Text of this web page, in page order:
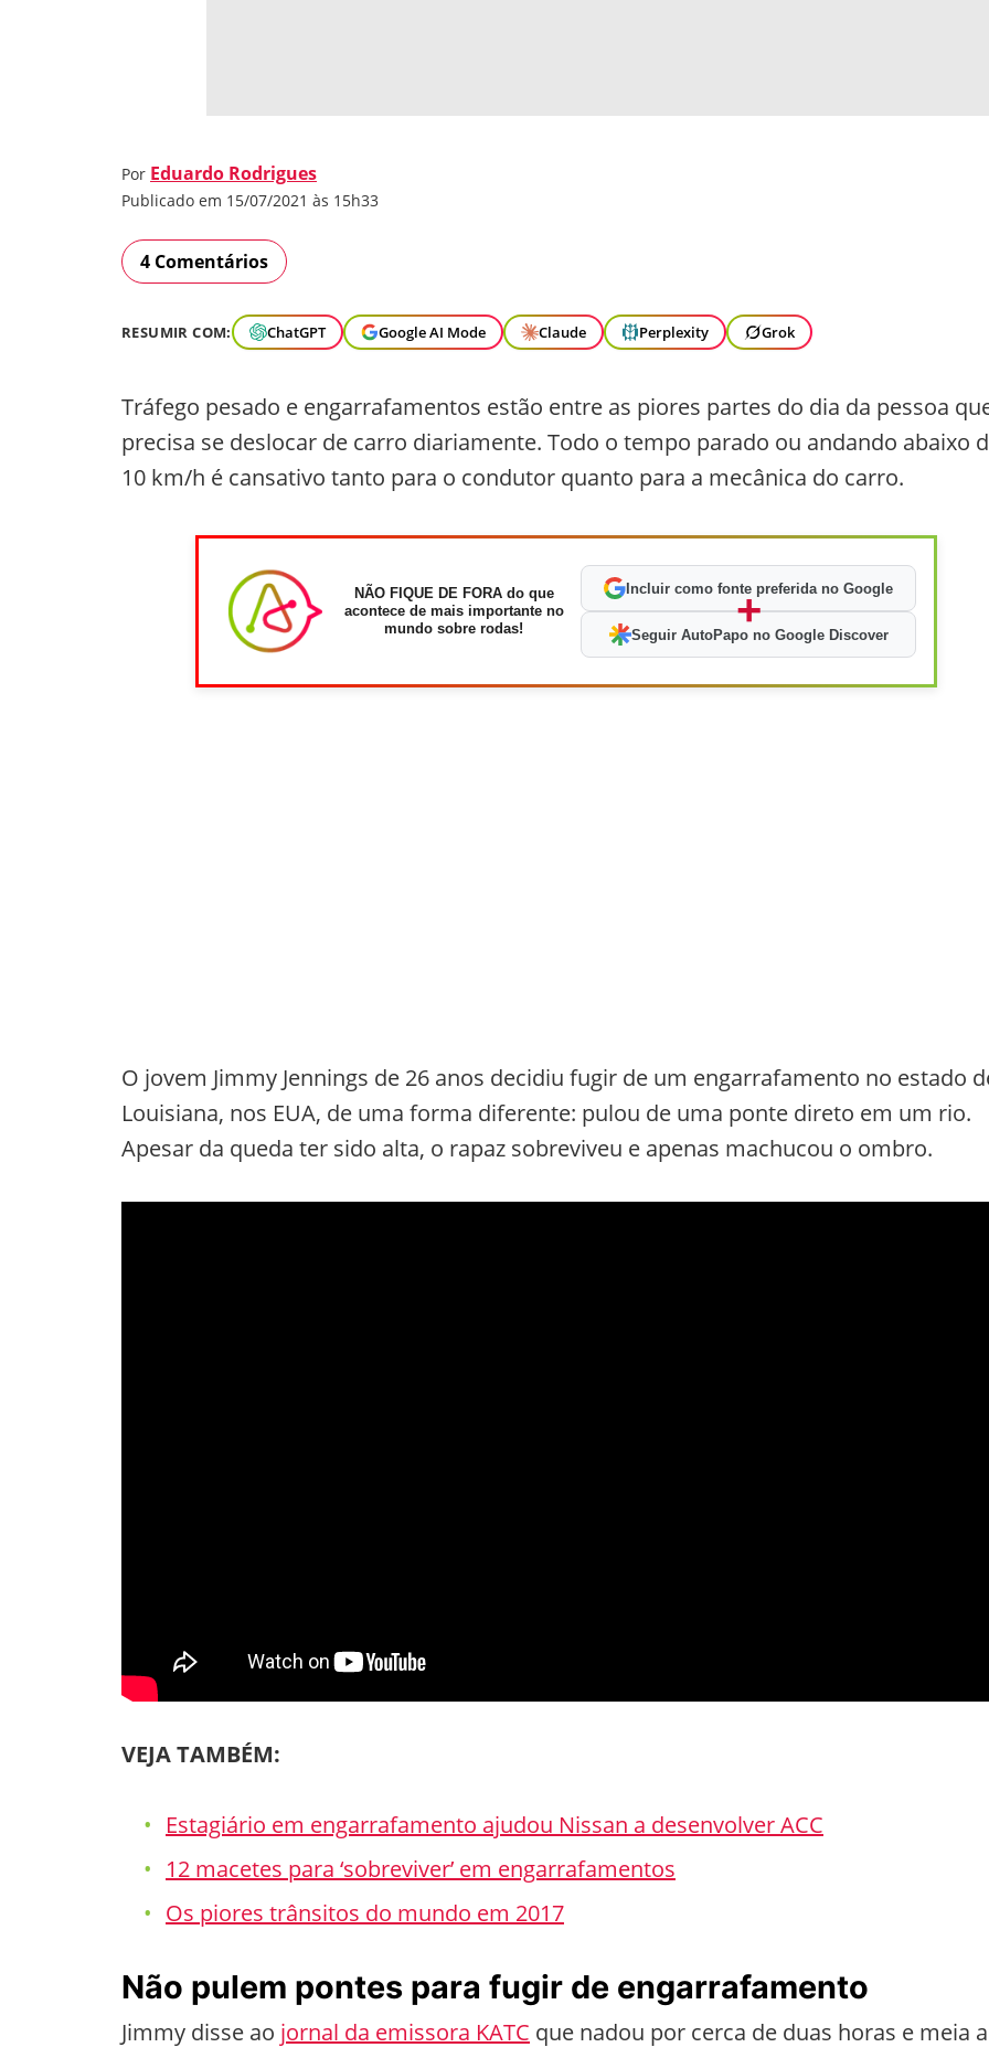
Por Eduardo Rodrigues
Publicado em 15/07/2021 às 15h33
4 Comentários
RESUMIR COM: ChatGPT Google AI Mode Claude Perplexity Grok
Tráfego pesado e engarrafamentos estão entre as piores partes do dia da pessoa
precisa se deslocar de carro diariamente. Todo o tempo parado ou andando abaixo
10 km/h é cansativo tanto para o condutor quanto para a mecânica do carro.
NÃO FIQUE DE FORA do que
acontece de mais importante no
mundo sobre rodas!
Incluir como fonte preferida no Google
+
Seguir AutoPapo no Google Discover
O jovem Jimmy Jennings de 26 anos decidiu fugir de um engarrafamento no estado
Louisiana, nos EUA, de uma forma diferente: pulou de uma ponte direto em um rio.
Apesar da queda ter sido alta, o rapaz sobreviveu e apenas machucou o ombro.
VEJA TAMBÉM:
Estagiário em engarrafamento ajudou Nissan a desenvolver ACC
12 macetes para ‘sobreviver’ em engarrafamentos
Os piores trânsitos do mundo em 2017
Não pulem pontes para fugir de engarrafamento
Jimmy disse ao jornal da emissora KATC que nadou por cerca de duas horas e meia a